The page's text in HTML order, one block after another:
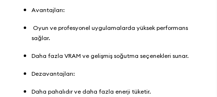
Avantajları:
Oyun ve profesyonel uygulamalarda yüksek performans
sağlar.
Daha fazla VRAM ve gelişmiş soğutma seçenekleri sunar.
Dezavantajları:
Daha pahalıdır ve daha fazla enerji tüketir.